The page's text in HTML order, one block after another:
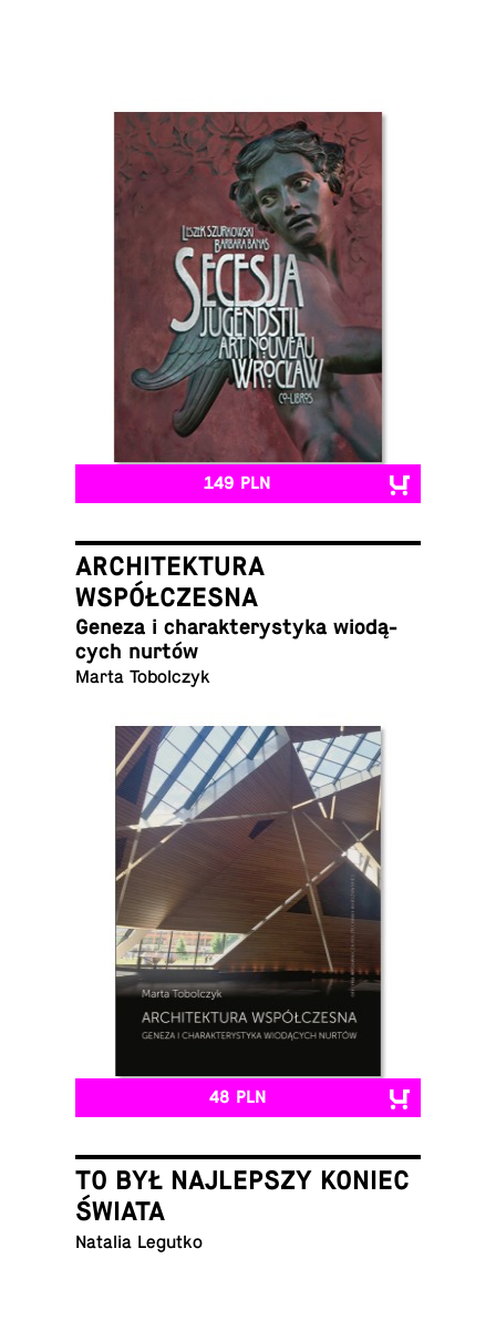
149 PLN
ARCHITEKTURA
WSPÓŁCZESNA
Geneza i cha­rak­te­ry­sty­ka wio­dą­
cych nurtów
Marta Tobolczyk
48 PLN
TO BYŁ NAJLEPSZY KONIEC
ŚWIATA
Natalia Legutko